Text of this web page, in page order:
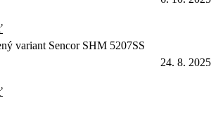
variant Sencor SHM 5207SS
24. 8. 2025